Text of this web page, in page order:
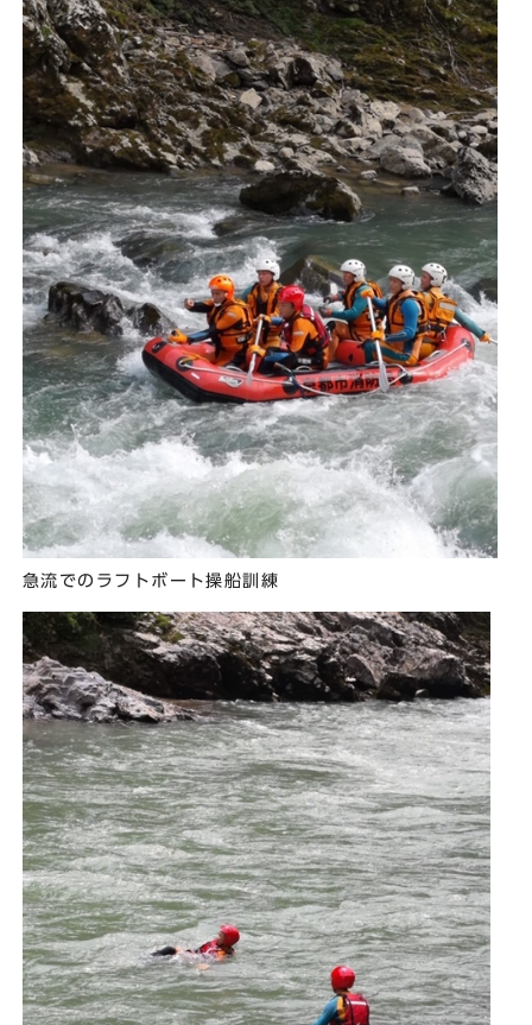
急流でのラフトボート操船訓練